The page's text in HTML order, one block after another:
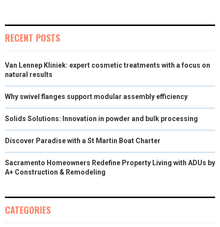
RECENT POSTS
Van Lennep Kliniek: expert cosmetic treatments with a focus on
natural results
Why swivel flanges support modular assembly efficiency
Solids Solutions: Innovation in powder and bulk processing
Discover Paradise with a St Martin Boat Charter
Sacramento Homeowners Redefine Property Living with ADUs by
A+ Construction & Remodeling
CATEGORIES